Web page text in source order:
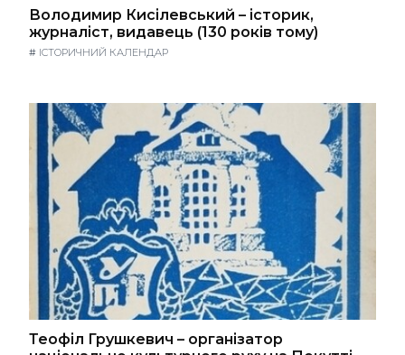
Володимир Кисілевський – історик,
журналіст, видавець (130 років тому)
# ІСТОРИЧНИЙ КАЛЕНДАР
Теофіл Грушкевич – організатор